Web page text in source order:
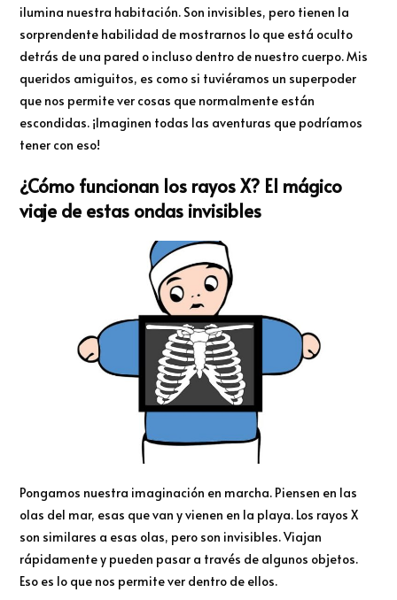
ilumina nuestra habitación. Son invisibles, pero tienen la
sorprendente habilidad de mostrarnos lo que está oculto
detrás de una pared o incluso dentro de nuestro cuerpo. Mis
queridos amiguitos, es como si tuviéramos un superpoder
que nos permite ver cosas que normalmente están
escondidas. ¡Imaginen todas las aventuras que podríamos
tener con eso!
¿Cómo funcionan los rayos X? El mágico
viaje de estas ondas invisibles
Pongamos nuestra imaginación en marcha. Piensen en las
olas del mar, esas que van y vienen en la playa. Los rayos X
son similares a esas olas, pero son invisibles. Viajan
rápidamente y pueden pasar a través de algunos objetos.
Eso es lo que nos permite ver dentro de ellos.